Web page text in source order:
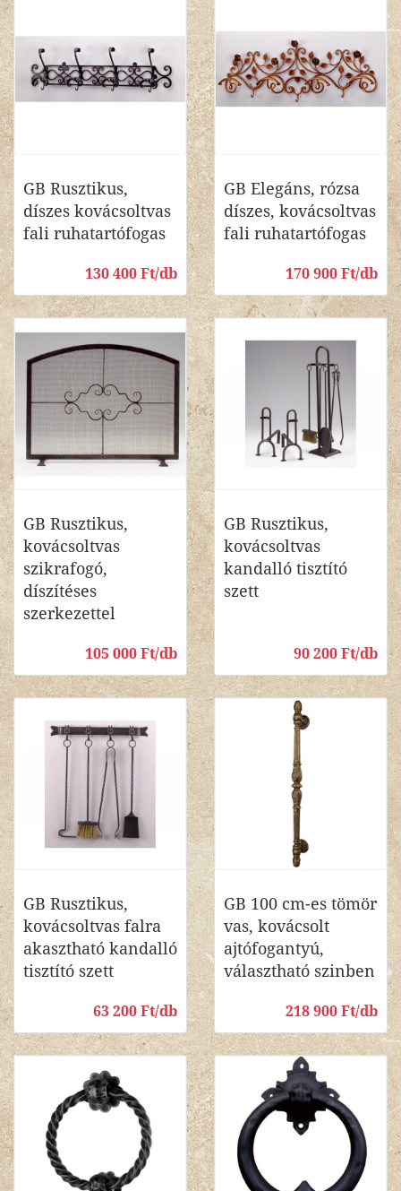
GB Rusztikus,
díszes kovácsoltvas
fali ruhatartófogas
130 400 Ft/db
GB Elegáns, rózsa
díszes, kovácsoltvas
fali ruhatartófogas
170 900 Ft/db
GB Rusztikus,
kovácsoltvas
szikrafogó,
díszítéses
szerkezettel
105 000 Ft/db
GB Rusztikus,
kovácsoltvas
kandalló tisztító
szett
90 200 Ft/db
GB Rusztikus,
kovácsoltvas falra
akasztható kandalló
tisztító szett
63 200 Ft/db
GB 100 cm-es tömör
vas, kovácsolt
ajtófogantyú,
választható szinben
218 900 Ft/db